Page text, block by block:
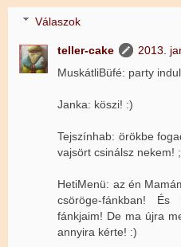
Válaszok
teller-cake
2013.
MuskátliBüfé: party
Janka: köszi! :)
Tejszínhab: örökbe
vajsört csinálsz nekem!
HetiMenü: az én
csöröge-fánkban!
fánkjaim! De ma újra
annyira kérte! :)